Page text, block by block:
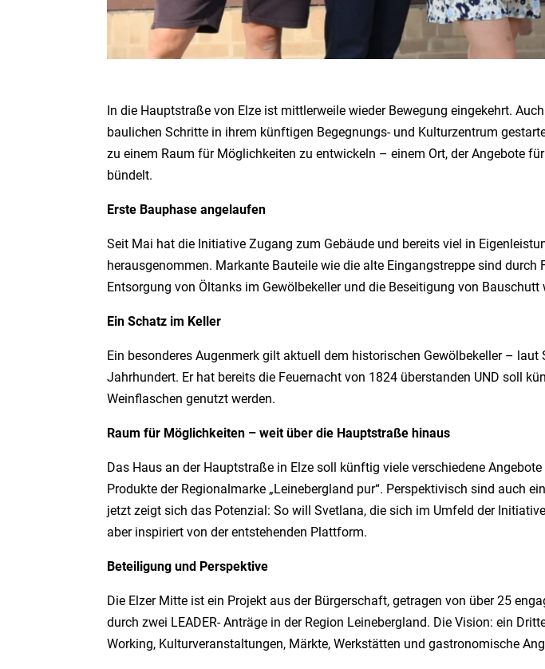
In die Hauptstraße von Elze ist mittlerweile wieder Bewegung eingekehrt.
baulichen Schritte in ihrem künftigen Begegnungs- und Kulturzentrum
zu einem Raum für Möglichkeiten zu entwickeln –einem Ort, der Angebote
bündelt.
Erste Bauphase angelaufen
Seit Mai hat die Initiative Zugang zum Gebäude und bereits viel in
herausgenommen. Markante Bauteile wie die alte Eingangstreppe sind
Entsorgung von Öltanks im Gewölbekeller und die Beseitigung von
Ein Schatz im Keller
Ein besonderes Augenmerk gilt aktuell dem historischen Gewölbekeller – laut
Jahrhundert. Er hat bereits die Feuernacht von 1824 überstanden UND soll
Weinflaschen genutzt werden.
Raum für Möglichkeiten – weit über die Hauptstraße hinaus
Das Haus an der Hauptstraße in Elze soll künftig viele verschiedene
Produkte der Regionalmarke „Leinebergland pur“. Perspektivisch sind auch
jetzt zeigt sich das Potenzial: So will Svetlana, die sich im Umfeld der
aber inspiriert von der entstehenden Plattform.
Beteiligung und Perspektive
Die Elzer Mitte ist ein Projekt aus der Bürgerschaft, getragen von über 25
durch zwei LEADER- Anträge in der Region Leinebergland. Die Vision: ein
Working, Kulturveranstaltungen, Märkte, Werkstätten und gastronomische